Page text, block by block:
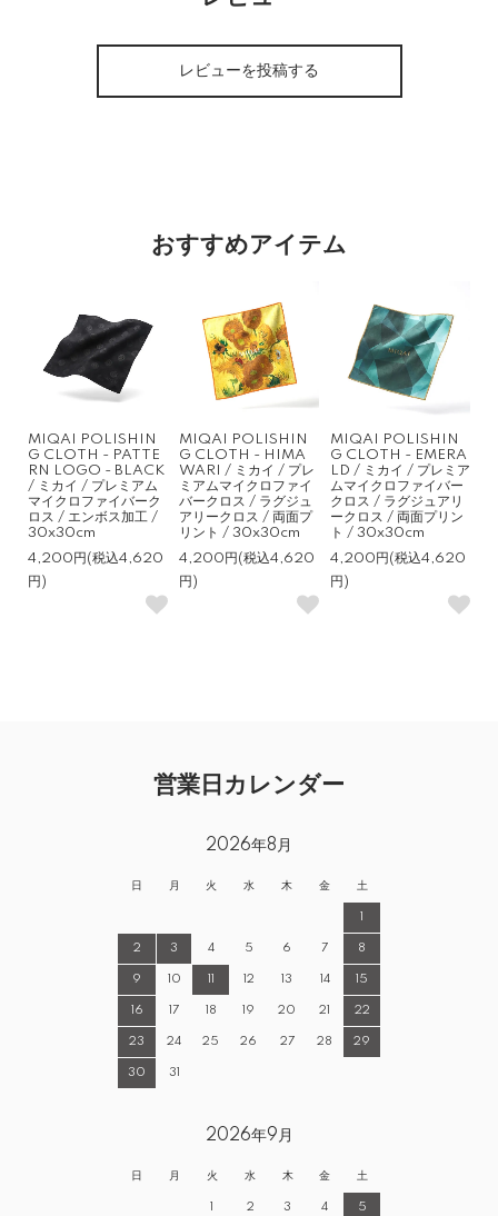
レビューを投稿する
おすすめアイテム
MIQAI POLISHIN
G CLOTH - PATTE
RN LOGO - BLACK
/ ミカイ / プレミアム
マイクロファイバーク
ロス / エンボス加工 /
30x30cm
4,200円(税込4,620
円)
MIQAI POLISHIN
G CLOTH - HIMA
WARI / ミカイ / プレ
ミアムマイクロファイ
バークロス / ラグジュ
アリークロス / 両面プ
リント / 30x30cm
4,200円(税込4,620
円)
MIQAI POLISHIN
G CLOTH - EMERA
LD / ミカイ / プレミア
ムマイクロファイバー
クロス / ラグジュアリ
ークロス / 両面プリン
ト / 30x30cm
4,200円(税込4,620
円)
営業日カレンダー
2026年8月
日 月 火 水 木 金 土
1
2 3 4 5 6 7 8
9 10 11 12 13 14 15
16 17 18 19 20 21 22
23 24 25 26 27 28 29
30 31
2026年9月
日 月 火 水 木 金 土
1 2 3 4 5